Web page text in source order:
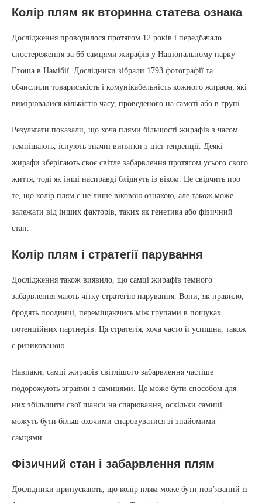
Колір плям як вторинна статева ознака
Дослідження проводилося протягом 12 років і передбачало
спостереження за 66 самцями жирафів у Національному парку
Етоша в Намібії. Дослідники зібрали 1793 фотографії та
обчислили товариськість і комунікабельність кожного жирафа, які
вимірювалися кількістю часу, проведеного на самоті або в групі.
Результати показали, що хоча плями більшості жирафів з часом
темнішають, існують значні винятки з цієї тенденції. Деякі
жирафи зберігають своє світле забарвлення протягом усього свого
життя, тоді як інші насправді бліднуть із віком. Це свідчить про
те, що колір плям є не лише віковою ознакою, але також може
залежати від інших факторів, таких як генетика або фізичний
стан.
Колір плям і стратегії парування
Дослідження також виявило, що самці жирафів темного
забарвлення мають чітку стратегію парування. Вони, як правило,
бродять поодинці, переміщаючись між групами в пошуках
потенційних партнерів. Ця стратегія, хоча часто й успішна, також
є ризикованою.
Навпаки, самці жирафів світлішого забарвлення частіше
подорожують зграями з самицями. Це може бути способом для
них збільшити свої шанси на спарювання, оскільки самиці
можуть бути більш охочими спаровуватися зі знайомими
самцями.
Фізичний стан і забарвлення плям
Дослідники припускають, що колір плям може бути пов’язаний із